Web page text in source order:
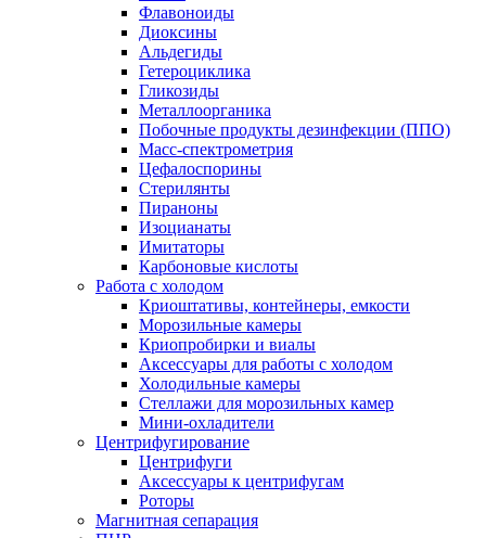
Флавоноиды
Диоксины
Альдегиды
Гетероциклика
Гликозиды
Металлоорганика
Побочные продукты дезинфекции (ППО)
Масс-спектрометрия
Цефалоспорины
Стерилянты
Пираноны
Изоцианаты
Имитаторы
Карбоновые кислоты
Работа с холодом
Криоштативы, контейнеры, емкости
Морозильные камеры
Криопробирки и виалы
Аксессуары для работы с холодом
Холодильные камеры
Стеллажи для морозильных камер
Мини-охладители
Центрифугирование
Центрифуги
Аксессуары к центрифугам
Роторы
Магнитная сепарация